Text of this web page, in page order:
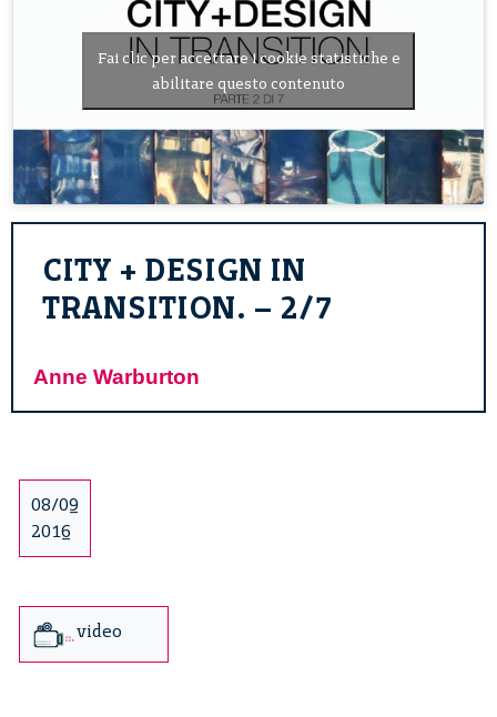
Fai clic per accettare i cookie statistiche e
abilitare questo contenuto
CITY + DESIGN IN
TRANSITION. – 2/7
Anne Warburton
08/09
2016
video